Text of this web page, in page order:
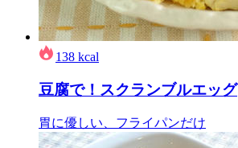
138 kcal
豆腐で！スクランブルエッグ
胃に優しい、フライパンだけ